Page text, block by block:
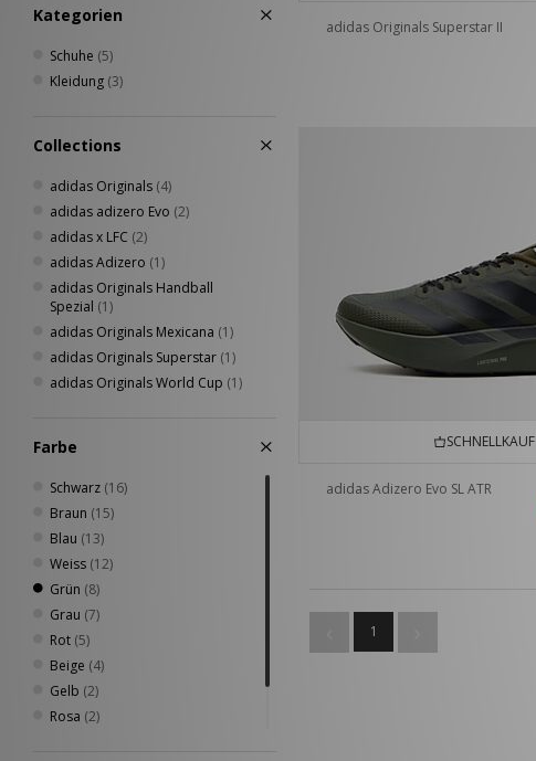
Kategorien
Schuhe (5)
Kleidung (3)
Collections
adidas Originals (4)
adidas adizero Evo (2)
adidas x LFC (2)
adidas Adizero (1)
adidas Originals Handball
Spezial (1)
adidas Originals Mexicana (1)
adidas Originals Superstar (1)
adidas Originals World Cup (1)
Farbe
Schwarz (16)
Braun (15)
Blau (13)
Weiss (12)
Grün (8)
Grau (7)
Rot (5)
Beige (4)
Gelb (2)
Rosa (2)
adidas Originals Superstar II
SCHNELLKAUF
adidas Adizero Evo SL ATR
1